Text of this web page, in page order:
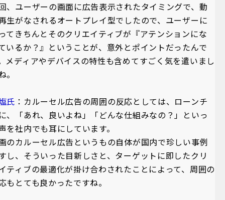
、ユーザーの画面に広告表示されたタイミングで、動
生がなされるオートプレイ型でしたので、ユーザーに
てきちんとそのクリエイティブが『アテンションにな
いるか？』ということが、意外とポイントだったんで
メディアやデバイスの特性も含めてすごく気を遣いまし
。
氏 ：カルーセル広告の周囲の反応としては、ローンチ
、「あれ、良いよね」「どんな仕組みなの？」といっ
を社内でも耳にしています。
のカルーセル広告というもの自体が国内で珍しい事例
し、そういった目新しさと、ターゲットに即したクリ
ティブの最適化が掛け合わされたことによって、周囲の
もとても良かったですね。